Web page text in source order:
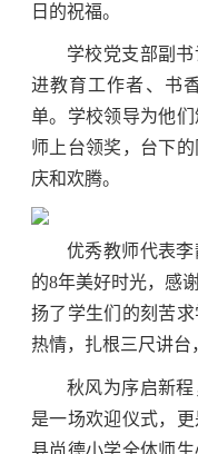
日的祝福。
学校党支部副
进教育工作者、书
单。学校领导为他
师上台领奖，台下
庆和欢腾。
优秀教师代表
的8年美好时光，感
扬了学生们的刻苦
热情，扎根三尺讲台
秋风为序启新
是一场欢迎仪式，
县尚德小学全体师